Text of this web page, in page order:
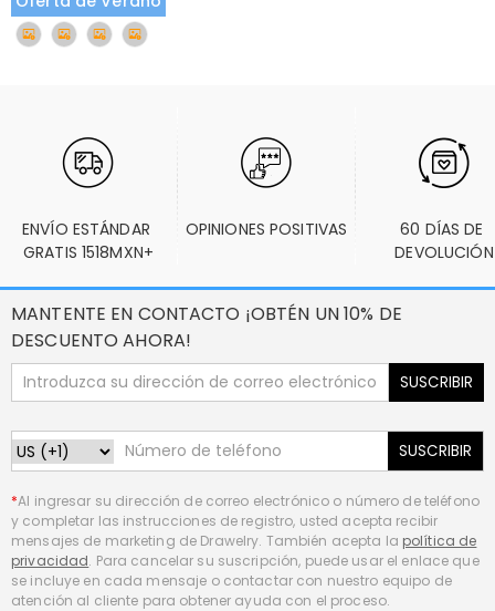
ENVÍO ESTÁNDAR
GRATIS 1518MXN+
OPINIONES POSITIVAS
60 DÍAS DE
DEVOLUCIÓN
MANTENTE EN CONTACTO ¡OBTÉN UN 10% DE
DESCUENTO AHORA!
SUSCRIBIR
SUSCRIBIR
*Al ingresar su dirección de correo electrónico o número de teléfono
y completar las instrucciones de registro, usted acepta recibir
mensajes de marketing de Drawelry. También acepta la política de
privacidad. Para cancelar su suscripción, puede usar el enlace que
se incluye en cada mensaje o contactar con nuestro equipo de
atención al cliente para obtener ayuda con el proceso.